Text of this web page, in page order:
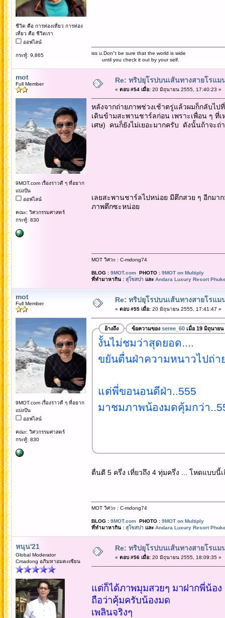
ชีวิต คือ การท่องเที่ยว การท่อง
เที่ยว คือ ชีวิตเรา
ออฟไลน์
กระทู้: 9,865
iss u.Don"t be sure that the world is wide
until you check it out by your self.
mot
Full Member
9MOT.com เรื่องราวดี ๆ ที่อยาก
แบ่งปัน
ออฟไลน์
คณะ: วิศวกรรมศาสตร์
กระทู้: 830
Re: ทริปยุโรปบนเส้นทางสายโรแม
« ตอบ #54 เมื่อ:20 มิถุนายน 2555, 17:40:23 »
หลังจากถ่ายภาพช่วงเช้าตรู่แล้วผมก็กลับไ
เดินข้ามสะพานชาร์ลก่อน เพราะเพื่อน ๆ ที่
เศษ) คนก็ยังไม่เยอะมากครับ ดังนั้นถ้าจะ
เลยสะพานชาร์ลไปหน่อย มีตึกสวย ๆ อีกม
ภาพตึกซะหน่อย
MOT วิศวะ : C-mdong74
BLOG : 9MOT.comPHOTO : 9MOT on Multiply
ที่ทำมาหากิน : สุโขสปา และ Andara Luxury Resort
mot
Full Member
9MOT.com เรื่องราวดี ๆ ที่อยาก
แบ่งปัน
ออฟไลน์
คณะ: วิศวกรรมศาสตร์
กระทู้: 830
Re: ทริปยุโรปบนเส้นทางสายโรแม
« ตอบ #55 เมื่อ:20 มิถุนายน 2555, 17:41:47 »
อ้างถึง ข้อความของ seree_60เมื่อ 19 มิถุนายน
งั้นไม่ชมว่าสุดยอด....
ขยันตื่นฝ่าความหนาวไปถ่
แต่พี่ขอนอนดีฝ่า..555
มาชมภาพน้องมดคุ้มกว่า
ตื่นตี 5 ครึ่ง เที่ยวถึง 4 ทุ่มครึ่ง ... โหดแบบนี้
MOT วิศวะ : C-mdong74
BLOG : 9MOT.comPHOTO : 9MOT on Multiply
ที่ทำมาหากิน : สุโขสปา และ Andara Luxury Resort
หนุน'21
Global Moderator
Cmadong อภิมหาอมตะเซียน
Re: ทริปยุโรปบนเส้นทางสายโรแม
« ตอบ #56 เมื่อ:20 มิถุนายน 2555, 18:09:35 »
แต่ก็ได้ภาพมุมสวยๆ มาฝากพี่น้อง
ถือว่าคุ้มครับน้องมด
เพลินจริงๆ